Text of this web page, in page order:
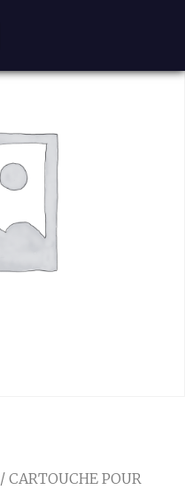
/ CARTOUCHE POUR